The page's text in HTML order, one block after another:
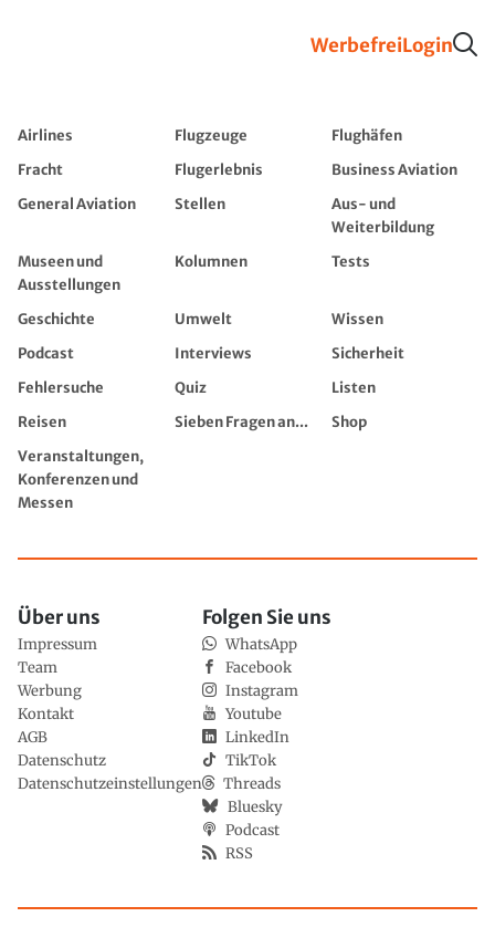
WerbefreiLogin
Airlines Flugzeuge
Flughäfen
Fracht
Flugerlebnis
Business Aviation
General Aviation
Stellen
Aus- und
Weiterbildung
Museen und
Ausstellungen
Kolumnen Tests
Geschichte Umwelt
Wissen
Podcast
Interviews
Sicherheit
Fehlersuche
Quiz
Listen
Reisen
Sieben Fragen an...
Shop
Veranstaltungen,
Konferenzen und
Messen
Über uns
Impressum
Team
Werbung
Kontakt
AGB
Datenschutz
Datenschutzeinstellungen
Folgen Sie uns
WhatsApp
Facebook
Instagram
Youtube
LinkedIn
TikTok
Threads
Bluesky
Podcast
RSS